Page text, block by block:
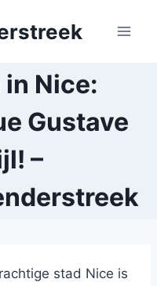
Nice:
Gustave
–
stad Nice is